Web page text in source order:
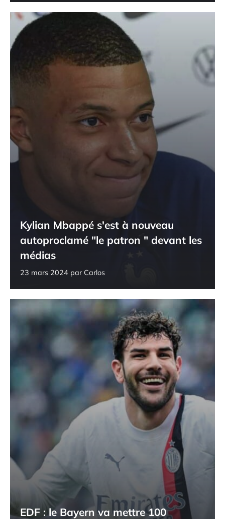
Kylian Mbappé s'est à nouveau
autoproclamé "le patron " devant les
médias
23 mars 2024 par Carlos
EDF : le Bayern va mettre 100